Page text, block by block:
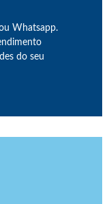
Whatsapp.
do seu